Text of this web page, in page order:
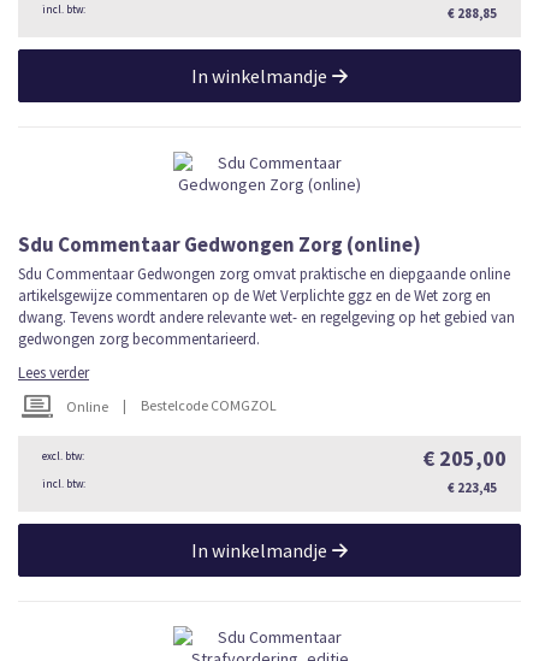
€ 288,85
In winkelmandje
Sdu Commentaar Gedwongen Zorg (online)
Sdu Commentaar Gedwongen zorg omvat praktische en diepgaande online
artikelsgewijze commentaren op de Wet Verplichte ggz en de Wet zorg en
dwang. Tevens wordt andere relevante wet- en regelgeving op het gebied van
gedwongen zorg becommentarieerd.
Lees verder
Online | Bestelcode COMGZOL
€ 205,00
€ 223,45
In winkelmandje